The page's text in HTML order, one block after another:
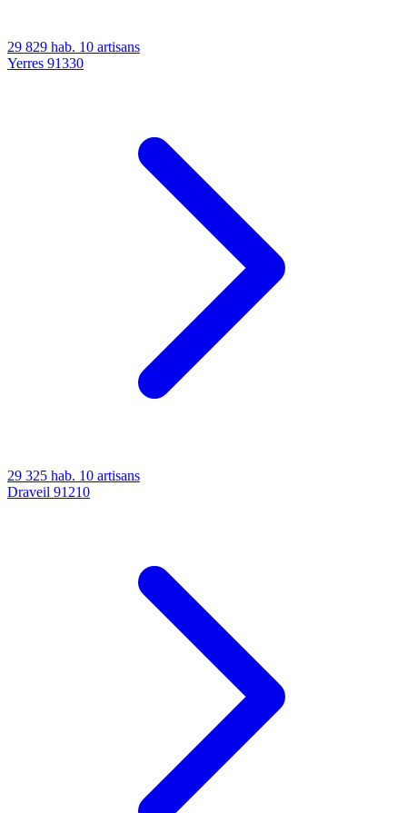
29 829 hab. 10 artisans
Yerres 91330
29 325 hab. 10 artisans
Draveil 91210